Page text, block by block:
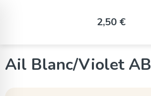
Ail Blanc/Violet AB
2,50 €